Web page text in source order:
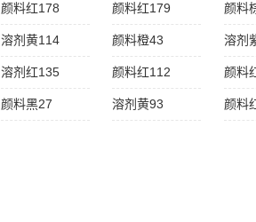
颜料红178 颜料红179 颜料
溶剂黄114 颜料橙43 溶剂
溶剂红135 颜料红112 颜料
颜料黑27 溶剂黄93 颜料